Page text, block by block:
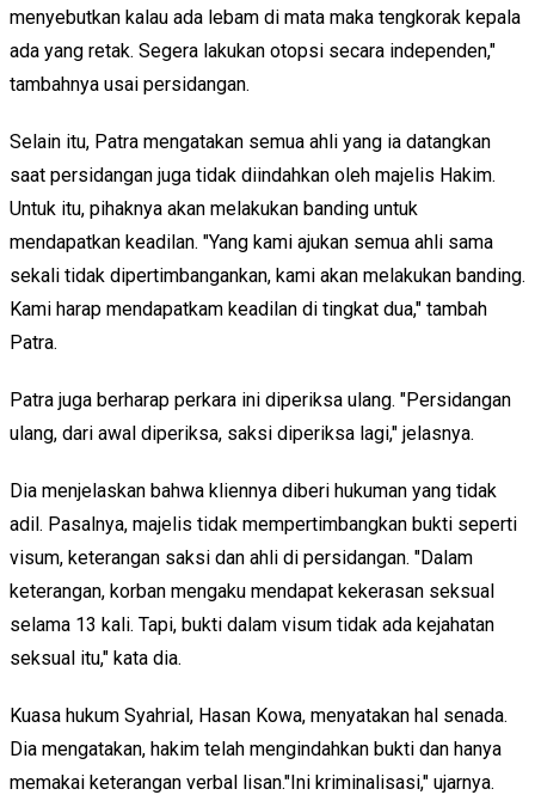
menyebutkan kalau ada lebam di mata maka tengkorak kepala
ada yang retak. Segera lakukan otopsi secara independen,"
tambahnya usai persidangan.
Selain itu, Patra mengatakan semua ahli yang ia datangkan
saat persidangan juga tidak diindahkan oleh majelis Hakim.
Untuk itu, pihaknya akan melakukan banding untuk
mendapatkan keadilan. "Yang kami ajukan semua ahli sama
sekali tidak dipertimbangankan, kami akan melakukan banding.
Kami harap mendapatkam keadilan di tingkat dua," tambah
Patra.
Patra juga berharap perkara ini diperiksa ulang. "Persidangan
ulang, dari awal diperiksa, saksi diperiksa lagi," jelasnya.
Dia menjelaskan bahwa kliennya diberi hukuman yang tidak
adil. Pasalnya, majelis tidak mempertimbangkan bukti seperti
visum, keterangan saksi dan ahli di persidangan. "Dalam
keterangan, korban mengaku mendapat kekerasan seksual
selama 13 kali. Tapi, bukti dalam visum tidak ada kejahatan
seksual itu," kata dia.
Kuasa hukum Syahrial, Hasan Kowa, menyatakan hal senada.
Dia mengatakan, hakim telah mengindahkan bukti dan hanya
memakai keterangan verbal lisan."Ini kriminalisasi," ujarnya.